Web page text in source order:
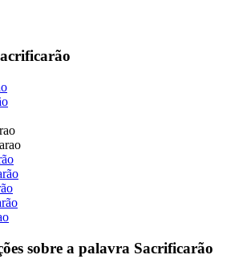
sobre a palavra Sacrificarão